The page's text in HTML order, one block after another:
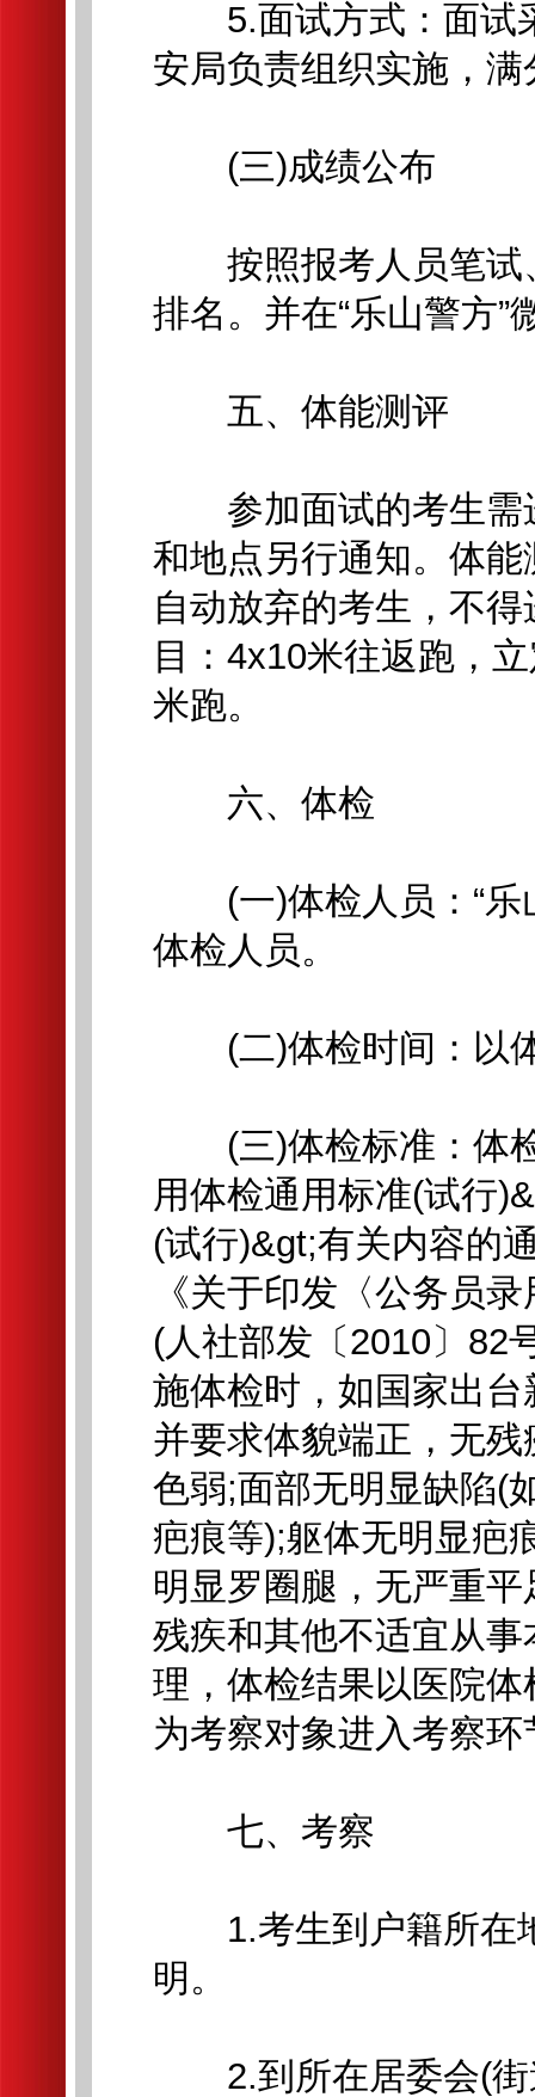
5.面试方式：面试
安局负责组织实施，
(三)成绩公布
按照报考人员笔试
排名。并在“乐山警方”
五、体能测评
参加面试的考生需
和地点另行通知。体
自动放弃的考生，不
目：4x10米往返跑，
米跑。
六、体检
(一)体检人员：“乐
体检人员。
(二)体检时间：以体
(三)体检标准：体检
用体检通用标准(试行
(试行)&gt;有关内容的
《关于印发〈公务员
(人社部发〔2010〕82
施体检时，如国家出
并要求体貌端正，无
色弱;面部无明显缺陷(
疤痕等);躯体无明显疤
明显罗圈腿，无严重
残疾和其他不适宜从
理，体检结果以医院
为考察对象进入考察环
七、考察
1.考生到户籍所在
明。
2.到所在居委会(街